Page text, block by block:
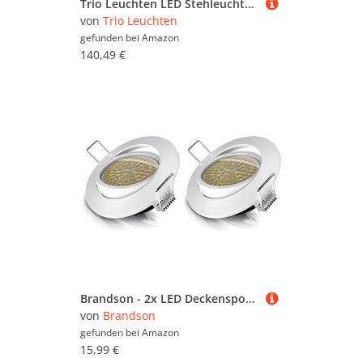
Trio Leuchten LED Stehleuchte Chris 478310232, Metall Schwarz matt, Kunststoff weiß, inkl. 18 Watt LED, dimmbar, Flexarm, getrennt schaltbar
von Trio Leuchten
gefunden bei Amazon
140,49 €
Brandson - 2x LED Deckenspot dimmbar und schwenkbar - Ultra Flache LED Spots Einbauleuchte - Einbauspot Deckenstrahler - Slim Aluminium Rahmen Edelstahl Optik - Abstrahlwinkel 120 Grad - 230V - weiß
von Brandson
gefunden bei Amazon
15,99 €